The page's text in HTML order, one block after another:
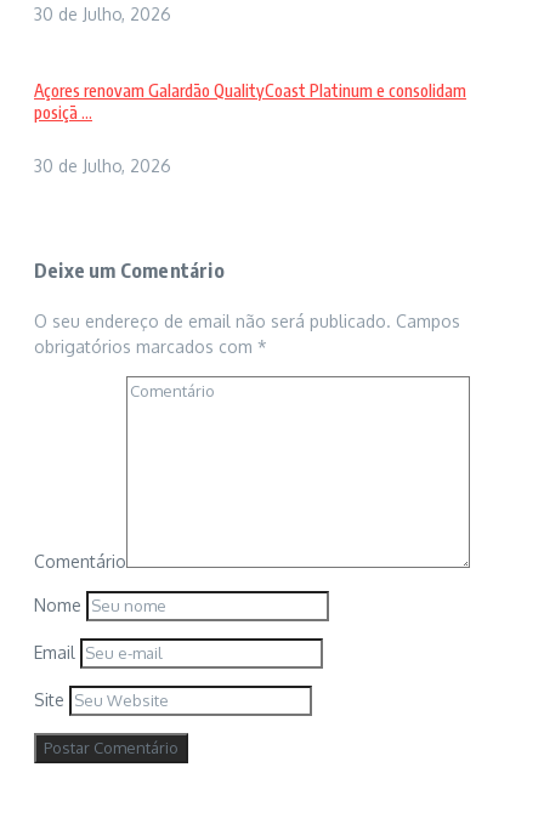
30 de Julho, 2026
Açores renovam Galardão QualityCoast Platinum e consolidam
posiçã ...
30 de Julho, 2026
Deixe um Comentário
O seu endereço de email não será publicado. Campos
obrigatórios marcados com *
Comentário
Nome
Email
Site